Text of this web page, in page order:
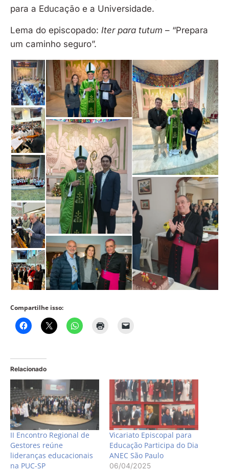
para a Educação e a Universidade.
Lema do episcopado: Iter para tutum – “Prepara
um caminho seguro”.
Compartilhe isso:
Relacionado
II Encontro Regional de
Gestores reúne
lideranças educacionais
na PUC-SP
Vicariato Episcopal para
Educação Participa do Dia
ANEC São Paulo
06/04/2025